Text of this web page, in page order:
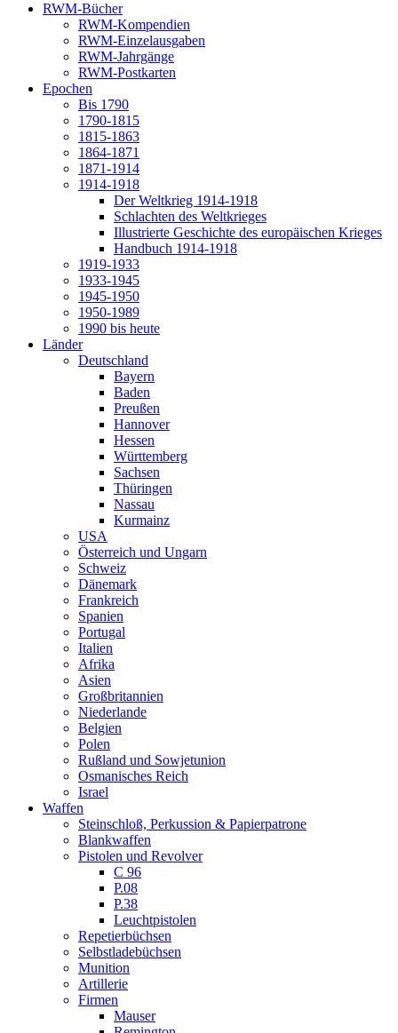
RWM-Bücher
RWM-Kompendien
RWM-Einzelausgaben
RWM-Jahrgänge
RWM-Postkarten
Epochen
Bis 1790
1790-1815
1815-1863
1864-1871
1871-1914
1914-1918
Der Weltkrieg 1914-1918
Schlachten des Weltkrieges
Illustrierte Geschichte des europäischen Krieges
Handbuch 1914-1918
1919-1933
1933-1945
1945-1950
1950-1989
1990 bis heute
Länder
Deutschland
Bayern
Baden
Preußen
Hannover
Hessen
Württemberg
Sachsen
Thüringen
Nassau
Kurmainz
USA
Österreich und Ungarn
Schweiz
Dänemark
Frankreich
Spanien
Portugal
Italien
Afrika
Asien
Großbritannien
Niederlande
Belgien
Polen
Rußland und Sowjetunion
Osmanisches Reich
Israel
Waffen
Steinschloß, Perkussion & Papierpatrone
Blankwaffen
Pistolen und Revolver
C 96
P.08
P.38
Leuchtpistolen
Repetierbüchsen
Selbstladebüchsen
Munition
Artillerie
Firmen
Mauser